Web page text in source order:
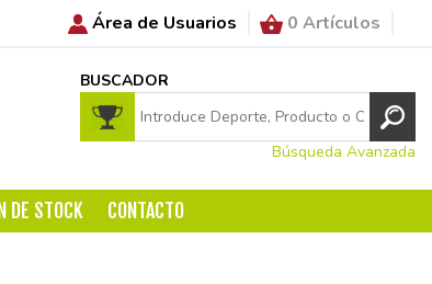
Área de Usuarios 0 Artículos
BUSCADOR
Búsqueda Avanzada
DE STOCK CONTACTO